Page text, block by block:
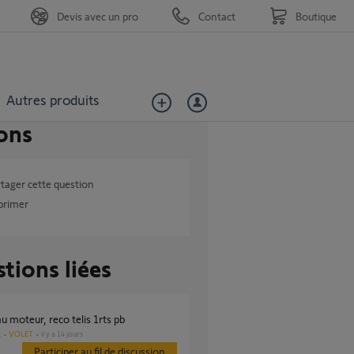
Autres produits
Devis avec un pro Contact Boutique
cette question
liées
moteur, reco telis 1rts pb
VOLET il y a 14 jours
Participer au fil de discussion